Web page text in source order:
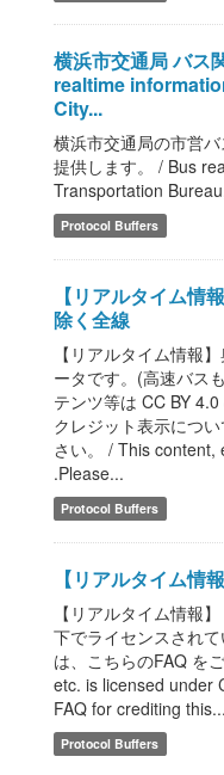
横浜市交通局 バス
realtime
City...
横浜市交通局の市営
提供します。 / Bus
Transportation
Protocol Buffers
【リアルタイム
除く全線
【リアルタイム情報
ータです。(高速バス
テンツ等は CC BY
クレジット表示につ
さい。 / This content,
.Please...
Protocol Buffers
【リアルタイム情
【リアルタイム情報
下でライセンスされ
は、こちらのFAQ を
etc. is licensed under
FAQ for crediting this...
Protocol Buffers